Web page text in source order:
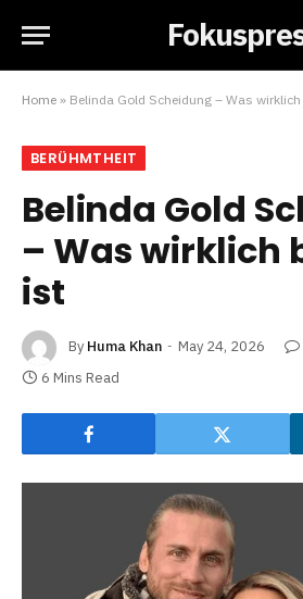
Home » Belinda Gold Scheidung – Was
BERÜHMTHEIT
Belinda Gold
– Was wirklich
ist
By Huma Khan May 24, 2026
6 Mins Read